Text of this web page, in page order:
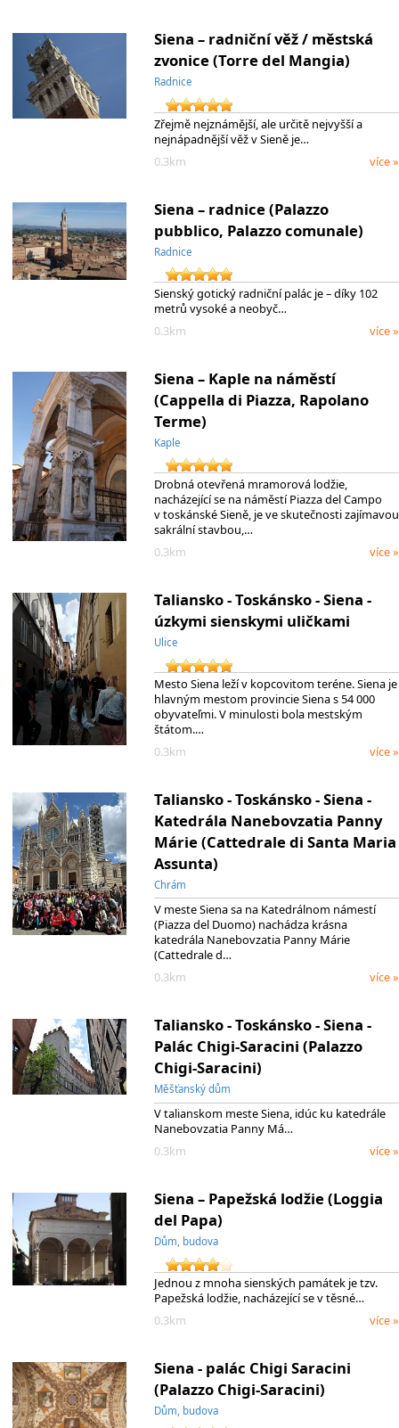
Siena – radniční věž / městská
zvonice (Torre del Mangia)
Radnice
Zřejmě nejznámější, ale určitě nejvyšší a
nejnápadnější věž v Sieně je…
0.3km
více »
Siena – radnice (Palazzo
pubblico, Palazzo comunale)
Radnice
Sienský gotický radniční palác je – díky 102
metrů vysoké a neobyč…
0.3km
více »
Siena – Kaple na náměstí
(Cappella di Piazza, Rapolano
Terme)
Kaple
Drobná otevřená mramorová lodžie,
nacházející se na náměstí Piazza del Campo
v toskánské Sieně, je ve skutečnosti zajímavou
sakrální stavbou,…
0.3km
více »
Taliansko - Toskánsko - Siena -
úzkymi sienskymi uličkami
Ulice
Mesto Siena leží v kopcovitom teréne. Siena je
hlavným mestom provincie Siena s 54 000
obyvateľmi. V minulosti bola mestským
štátom.…
0.3km
více »
Taliansko - Toskánsko - Siena -
Katedrála Nanebovzatia Panny
Márie (Cattedrale di Santa Maria
Assunta)
Chrám
V meste Siena sa na Katedrálnom námestí
(Piazza del Duomo) nachádza krásna
katedrála Nanebovzatia Panny Márie
(Cattedrale d…
0.3km
více »
Taliansko - Toskánsko - Siena -
Palác Chigi-Saracini (Palazzo
Chigi-Saracini)
Měšťanský dům
V talianskom meste Siena, idúc ku katedrále
Nanebovzatia Panny Má…
0.3km
více »
Siena – Papežská lodžie (Loggia
del Papa)
Dům, budova
Jednou z mnoha sienských památek je tzv.
Papežská lodžie, nacházející se v těsné…
0.3km
více »
Siena - palác Chigi Saracini
(Palazzo Chigi-Saracini)
Dům, budova